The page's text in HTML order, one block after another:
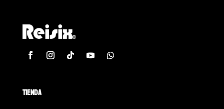
TIENDA